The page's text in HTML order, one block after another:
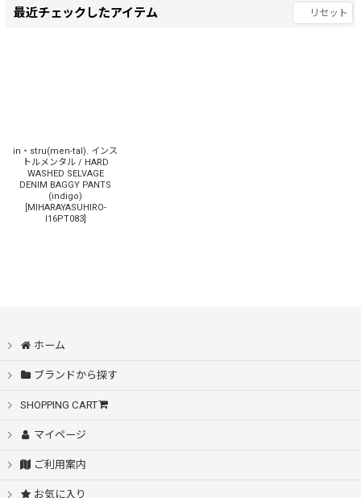
最近チェックしたアイテム リセット
in・stru(men-tal). インス
トルメンタル / HARD
WASHED SELVAGE
DENIM BAGGY PANTS
(indigo)
[MIHARAYASUHIRO-
I16PT083]
ホーム
ブランドから探す
SHOPPING CART
マイページ
ご利用案内
お気に入り